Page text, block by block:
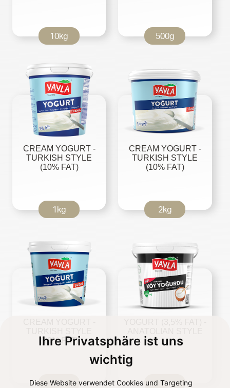
Ihre Privatsphäre ist uns
wichtig
Diese Website verwendet Cookies und Targeting
10kg 500g
CREAM YOGURT -
TURKISH STYLE
(10% FAT)
1kg
CREAM YOGURT -
TURKISH STYLE
(10% FAT)
2kg
(10% FAT)
5kg 1kg